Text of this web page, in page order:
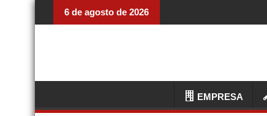
6 de agosto de 2026
EMPRESA